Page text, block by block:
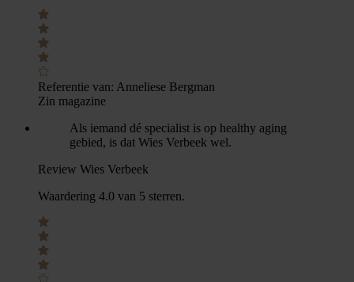
Referentie van: Anneliese Bergman
Zin magazine
Als iemand dé specialist is op healthy aging
gebied, is dat Wies Verbeek wel.
Review Wies Verbeek
Waardering 4.0 van 5 sterren.